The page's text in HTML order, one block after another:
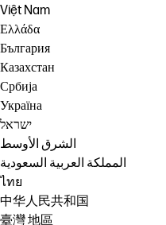
Việt Nam
Ελλάδα
България
Казахстан
Србија
Україна
ישראל
الشرق الأوسط
المملكة العربية السعودية
ไทย
中华人民共和国
臺灣 地區